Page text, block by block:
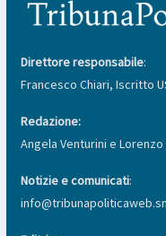
Direttore responsabile:
Francesco Chiari, Iscritto
Redazione:
Angela Venturini e Lorenzo
Notizie e comunicati: